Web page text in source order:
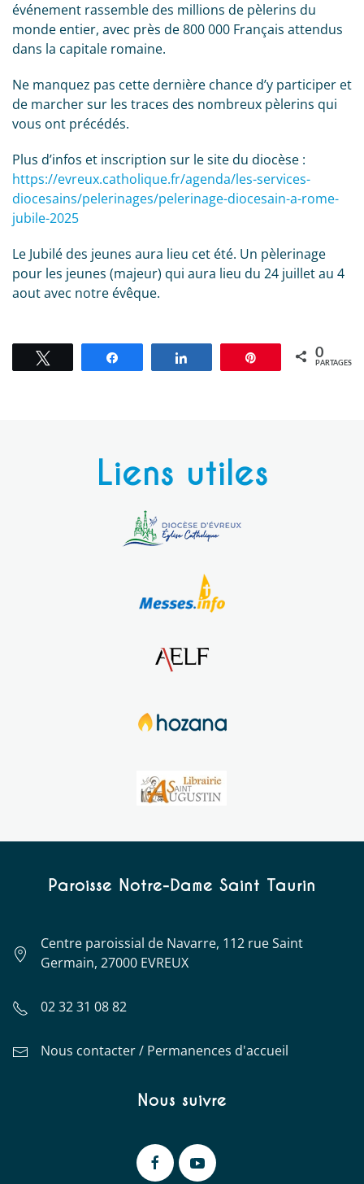
événement rassemble des millions de pèlerins du
monde entier, avec près de 800 000 Français attendus
dans la capitale romaine.
Ne manquez pas cette dernière chance d’y participer et
de marcher sur les traces des nombreux pèlerins qui
vous ont précédés.
Plus d’infos et inscription sur le site du diocèse :
https://evreux.catholique.fr/agenda/les-services-
diocesains/pelerinages/pelerinage-diocesain-a-rome-
jubile-2025
Le Jubilé des jeunes aura lieu cet été. Un pèlerinage
pour les jeunes (majeur) qui aura lieu du 24 juillet au 4
aout avec notre évêque.
Épingle 0
PARTAGES
Liens utiles
Paroisse Notre-Dame Saint Taurin
Centre paroissial de Navarre, 112 rue Saint
Germain, 27000 EVREUX
02 32 31 08 82
Nous contacter / Permanences d'accueil
Nous suivre